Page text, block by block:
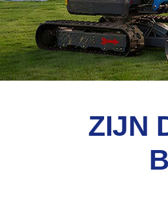
ZIJN